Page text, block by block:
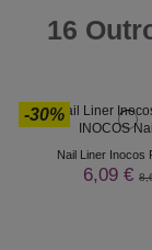
16
-30%
Nail Liner Inocos
6,09 €